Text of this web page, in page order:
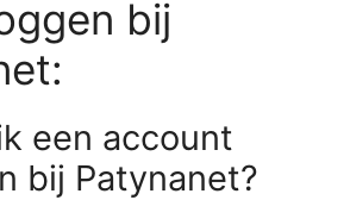
bij
een account
bij Patynanet?